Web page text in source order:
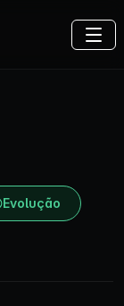
Evolução